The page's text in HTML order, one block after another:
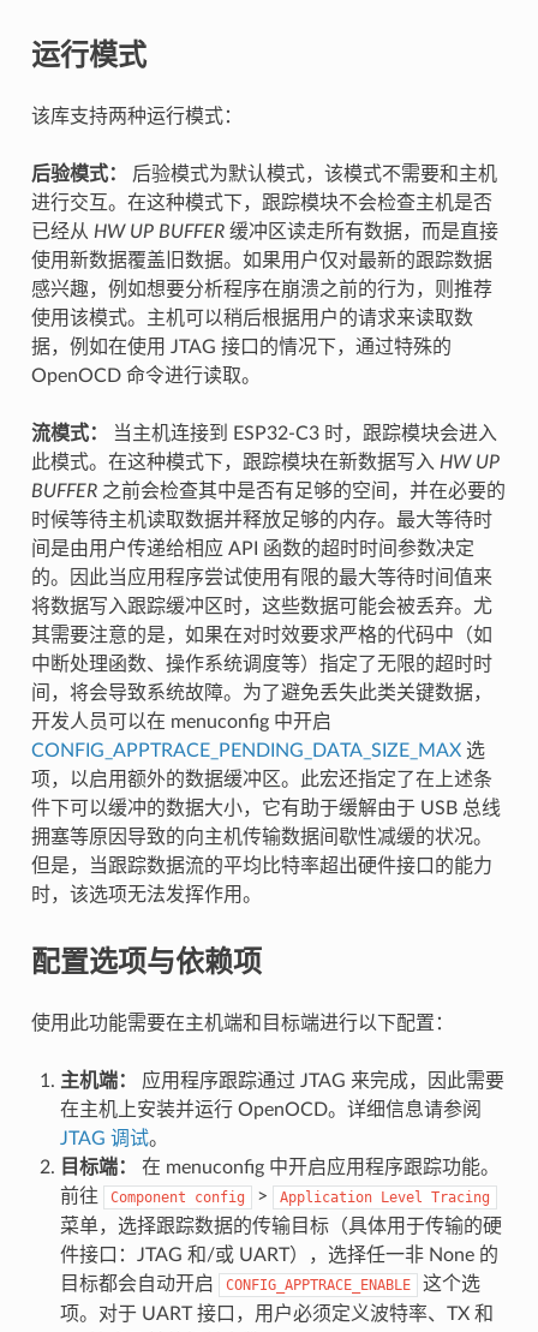
运行模式
该库支持两种运行模式：
后验模式：
后验模式为默认模式，该模式不需要和主机
进行交互。在这种模式下，跟踪模块不会检查主机是否
已经从 HW UP BUFFER缓冲区读走所有数据，而是直接
使用新数据覆盖旧数据。如果用户仅对最新的跟踪数据
感兴趣，例如想要分析程序在崩溃之前的行为，则推荐
使用该模式。主机可以稍后根据用户的请求来读取数
据，例如在使用 JTAG 接口的情况下，通过特殊的
OpenOCD 命令进行读取。
流模式：
当主机连接到 ESP32-C3 时，跟踪模块会进入
此模式。在这种模式下，跟踪模块在新数据写入 HW UP
BUFFER之前会检查其中是否有足够的空间，并在必要的
时候等待主机读取数据并释放足够的内存。最大等待时
间是由用户传递给相应 API 函数的超时时间参数决定
的。因此当应用程序尝试使用有限的最大等待时间值来
将数据写入跟踪缓冲区时，这些数据可能会被丢弃。尤
其需要注意的是，如果在对时效要求严格的代码中（如
中断处理函数、操作系统调度等）指定了无限的超时时
间，将会导致系统故障。为了避免丢失此类关键数据，
开发人员可以在 menuconfig 中开启
CONFIG_APPTRACE_PENDING_DATA_SIZE_MAX选
项，以启用额外的数据缓冲区。此宏还指定了在上述条
件下可以缓冲的数据大小，它有助于缓解由于 USB 总线
拥塞等原因导致的向主机传输数据间歇性减缓的状况。
但是，当跟踪数据流的平均比特率超出硬件接口的能力
时，该选项无法发挥作用。
配置选项与依赖项
使用此功能需要在主机端和目标端进行以下配置：
主机端：
应用程序跟踪通过 JTAG 来完成，因此需要
在主机上安装并运行 OpenOCD。详细信息请参阅
JTAG 调试。
目标端：
在 menuconfig 中开启应用程序跟踪功能。
前往
Component config > Application Level Tracing
菜单，选择跟踪数据的传输目标（具体用于传输的硬
件接口：JTAG 和/或 UART），选择任一非 None 的
目标都会自动开启
CONFIG_APPTRACE_ENABLE
这个选
项。对于 UART 接口，用户必须定义波特率、TX 和